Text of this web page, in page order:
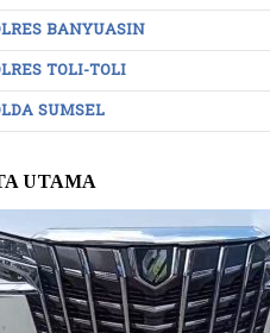
BANYUASIN
TOLI-TOLI
SUMSEL
UTAMA